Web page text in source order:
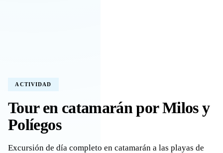
ACTIVIDAD
Tour en catamarán por Milos y
Políegos
Excursión de día completo en catamarán a las playas de